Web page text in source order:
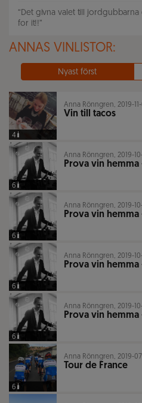
ANNAS VINLISTOR:
Nyast först
4
Anna Rönngren, 2019-
Vin till tacos
6
Anna Rönngren, 2019-
Prova vin
6
Anna Rönngren, 2019-
Prova vin
6
Anna Rönngren, 2019-
Prova vin
6
Anna Rönngren, 2019-
Prova vin
6
Anna Rönngren, 2019-
Tour de France
“Det givna valet till
for it!!”